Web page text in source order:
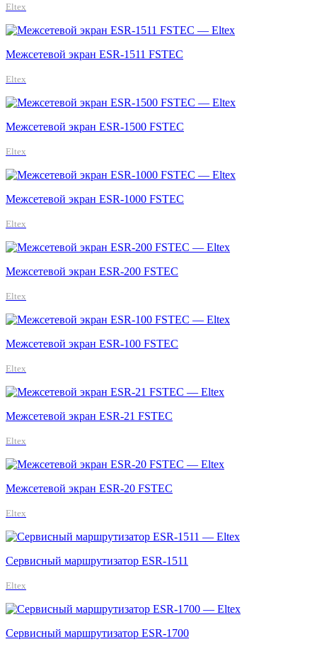
Eltex
Межсетевой экран ESR-1511 FSTEC
Eltex
Межсетевой экран ESR-1500 FSTEC
Eltex
Межсетевой экран ESR-1000 FSTEC
Eltex
Межсетевой экран ESR-200 FSTEC
Eltex
Межсетевой экран ESR-100 FSTEC
Eltex
Межсетевой экран ESR-21 FSTEC
Eltex
Межсетевой экран ESR-20 FSTEC
Eltex
Сервисный маршрутизатор ESR-1511
Eltex
Сервисный маршрутизатор ESR-1700